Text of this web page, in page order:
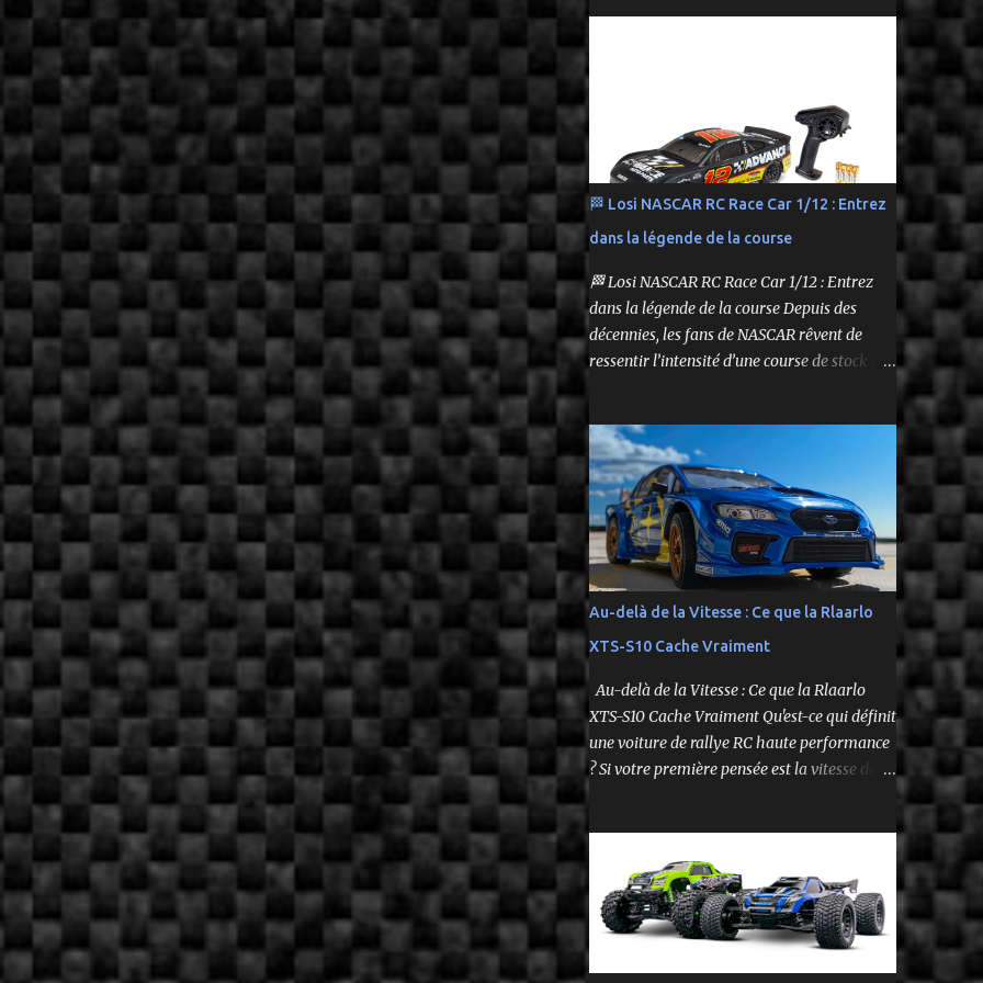
Carrosserie peinte et décorée Radio à volant
🏁 Losi NASCAR RC Race Car 1/12 : Entrez
dans la légende de la course
🏁 Losi NASCAR RC Race Car 1/12 : Entrez
dans la légende de la course Depuis des
décennies, les fans de NASCAR rêvent de
ressentir l’intensité d’une course de stock car
bolide pas comme les autres : une voiture de
course radiocommandée à l’échelle 1/12,
fidèle à l’univers NASCAR, prête à foncer sur
n’importe quelle surface plate. Voici le Losi
NASCAR RC Race Car , dans sa version Ryan
Blaney No. 12 Advance Auto Parts Ford
Mustang RTR 2025 .
Au-delà de la Vitesse : Ce que la Rlaarlo
XTS-S10 Cache Vraiment
Au-delà de la Vitesse : Ce que la Rlaarlo
XTS-S10 Cache Vraiment Qu'est-ce qui définit
une voiture de rallye RC haute performance
? Si votre première pensée est la vitesse de
pointe affichée sur la boîte, vous ne voyez
impressionnants se cachent souvent dans la
conception, les matériaux et la philosophie
du produit. Plongeons dans les aspects
surprenants qui font de cette machine bien